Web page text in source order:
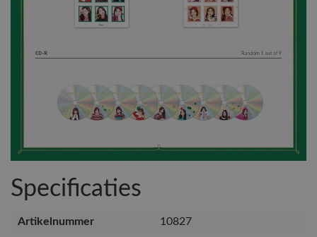
Specificaties
Artikelnummer
10827